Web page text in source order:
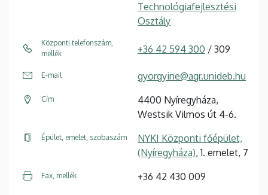
Technológiafejlesztési
Osztály
Központi telefonszám,
mellék
+36 42 594 300 / 309
E-mail gyorgyine@agr.unideb.hu
Cím
4400 Nyíregyháza,
Westsik Vilmos út 4-6.
Épület, emelet, szobaszám
NYKI Központi főépület,
(Nyíregyháza), 1. emelet, 7
Fax, mellék +36 42 430 009